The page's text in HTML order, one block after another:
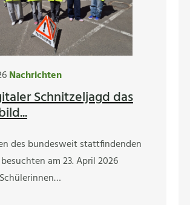
Nachrichten
Schnitzeljagd das
des bundesweit stattfindenden
besuchten am 23. April 2026